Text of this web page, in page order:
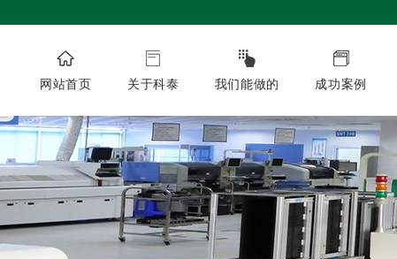
网站首页 关于科泰 我们能做的 成功案例